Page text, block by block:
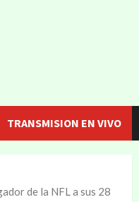
TRANSMISION EN VIVO
de la NFL a sus 28